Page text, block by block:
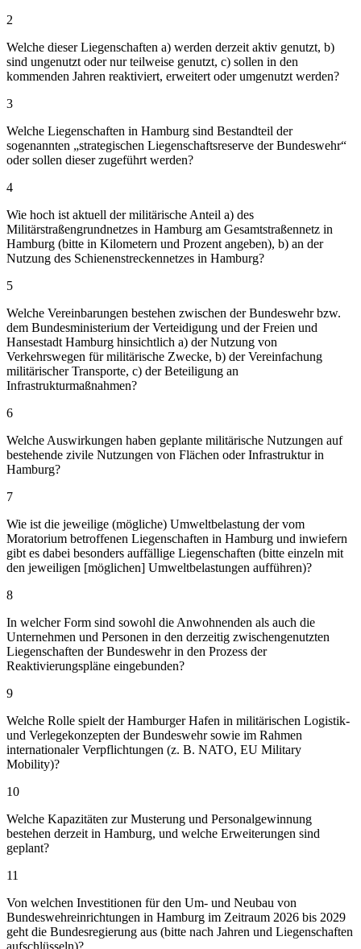
2
Welche dieser Liegenschaften a) werden derzeit aktiv genutzt, b)
sind ungenutzt oder nur teilweise genutzt, c) sollen in den
kommenden Jahren reaktiviert, erweitert oder umgenutzt werden?
3
Welche Liegenschaften in Hamburg sind Bestandteil der
sogenannten „strategischen Liegenschaftsreserve der Bundeswehr“
oder sollen dieser zugeführt werden?
4
Wie hoch ist aktuell der militärische Anteil a) des
Militärstraßengrundnetzes in Hamburg am Gesamtstraßennetz in
Hamburg (bitte in Kilometern und Prozent angeben), b) an der
Nutzung des Schienenstreckennetzes in Hamburg?
5
Welche Vereinbarungen bestehen zwischen der Bundeswehr bzw.
dem Bundesministerium der Verteidigung und der Freien und
Hansestadt Hamburg hinsichtlich a) der Nutzung von
Verkehrswegen für militärische Zwecke, b) der Vereinfachung
militärischer Transporte, c) der Beteiligung an
Infrastrukturmaßnahmen?
6
Welche Auswirkungen haben geplante militärische Nutzungen auf
bestehende zivile Nutzungen von Flächen oder Infrastruktur in
Hamburg?
7
Wie ist die jeweilige (mögliche) Umweltbelastung der vom
Moratorium betroffenen Liegenschaften in Hamburg und inwiefern
gibt es dabei besonders auffällige Liegenschaften (bitte einzeln mit
den jeweiligen [möglichen] Umweltbelastungen aufführen)?
8
In welcher Form sind sowohl die Anwohnenden als auch die
Unternehmen und Personen in den derzeitig zwischengenutzten
Liegenschaften der Bundeswehr in den Prozess der
Reaktivierungspläne eingebunden?
9
Welche Rolle spielt der Hamburger Hafen in militärischen Logistik-
und Verlegekonzepten der Bundeswehr sowie im Rahmen
internationaler Verpflichtungen (z. B. NATO, EU Military
Mobility)?
10
Welche Kapazitäten zur Musterung und Personalgewinnung
bestehen derzeit in Hamburg, und welche Erweiterungen sind
geplant?
11
Von welchen Investitionen für den Um- und Neubau von
Bundeswehreinrichtungen in Hamburg im Zeitraum 2026 bis 2029
geht die Bundesregierung aus (bitte nach Jahren und Liegenschaften
aufschlüsseln)?